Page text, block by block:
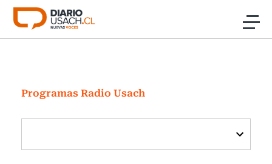
Click acá para ir directamente al contenido
Investigación
Cultura
Programas Radio y TV Usach
Programas Radio Usach